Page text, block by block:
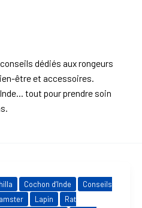
dédiés aux rongeurs
être et accessoires.
tout pour prendre soin
Cochon d’Inde
Conseils
Lapin
Rat